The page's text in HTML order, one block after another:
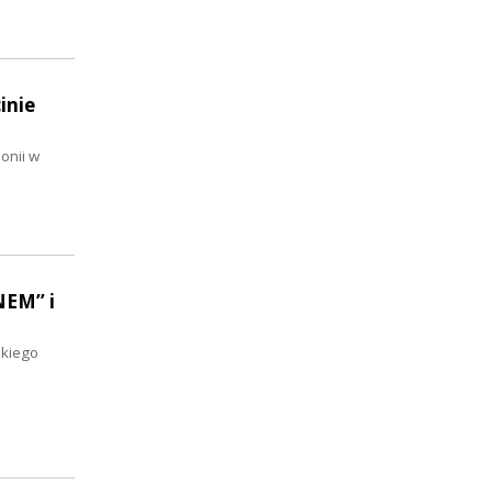
w
i